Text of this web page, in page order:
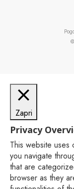
Zapri
Privacy
This website
you navigate
that are
browser as they